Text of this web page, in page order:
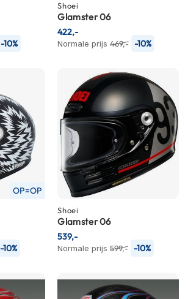
-10%
Shoei
Glamster 06
Normale prijs 469,- -10%
422,-
OP=OP
-10%
Shoei
Glamster 06
Normale prijs 599,- -10%
539,-